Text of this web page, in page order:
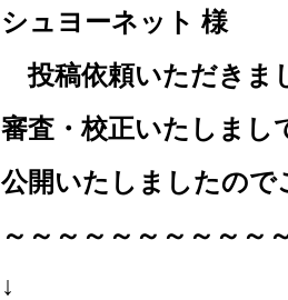
シュヨーネット 様
投稿依頼いただきま
審査・校正いたしまし
公開いたしましたので
～～～～～～～～～～
↓